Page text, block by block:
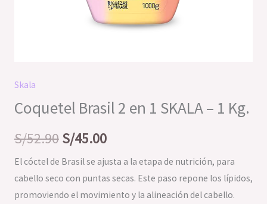
Skala
Coquetel Brasil 2 en 1 SKALA – 1 Kg.
S/52.90 S/45.00
El cóctel de Brasil se ajusta a la etapa de nutrición, para
cabello seco con puntas secas. Este paso repone los lípidos,
promoviendo el movimiento y la alineación del cabello.